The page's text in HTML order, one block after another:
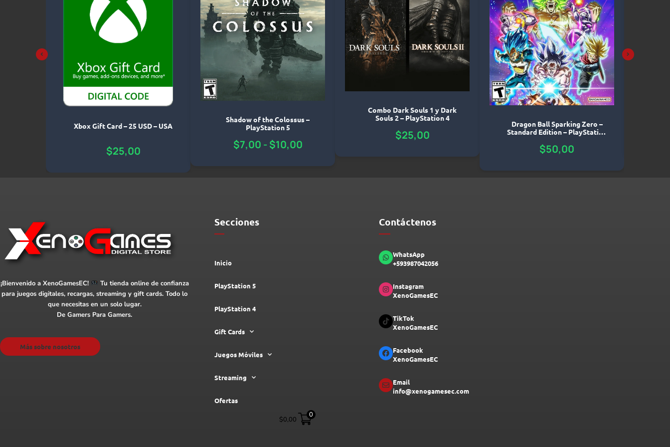
Xbox Gift Card – 25 USD – USA
$25,00
Shadow of the Colossus –
PlayStation 5
$7,00 - $10,00
Combo Dark Souls 1 y Dark
Souls 2 – PlayStation 4
$25,00
Dragon Ball Sparking Zero –
Standard Edition – PlayStation
$50,00
¡Bienvenido a XenoGamesEC!
Tu tienda online de confianza
para juegos digitales, recargas, streaming y gift cards. Todo lo
que necesitas en un solo lugar.
De Gamers Para Gamers.
Más sobre nosotros
Secciones
Inicio
PlayStation 5
PlayStation 4
Gift Cards
Juegos Móviles
Streaming
Ofertas
$0,00
0
Contáctenos
WhatsApp
+593987042056
Instagram
XenoGamesEC
TikTok
XenoGamesEC
Facebook
XenoGamesEC
Email
info@xenogamesec.com